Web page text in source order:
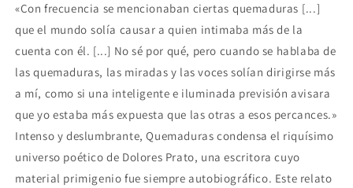
«Con frecuencia se mencionaban ciertas quemaduras [...]
que el mundo solía causar a quien intimaba más de la
cuenta con él. [...] No sé por qué, pero cuando se hablaba de
las quemaduras, las miradas y las voces solían dirigirse más
a mí, como si una inteligente e iluminada previsión avisara
que yo estaba más expuesta que las otras a esos percances.»
Intenso y deslumbrante, Quemaduras condensa el riquísimo
universo poético de Dolores Prato, una escritora cuyo
material primigenio fue siempre autobiográfico. Este relato